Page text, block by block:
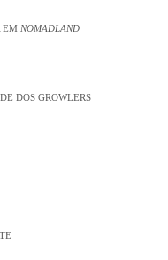
EM NOMADLAND
DOS GROWLERS